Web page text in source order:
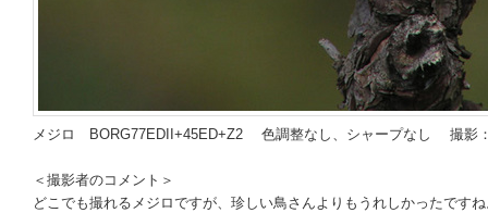
メジロ BORG77EDII+45ED+Z2 色調整なし、シャープなし 撮影
＜撮影者のコメント＞
どこでも撮れるメジロですが、珍しい鳥さんよりもうれしかったです